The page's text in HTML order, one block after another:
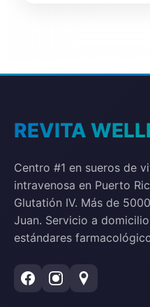
REVITA
Centro #1 en sueros de
intravenosa en Puerto
Glutatión IV. Más de
Juan. Servicio a
estándares